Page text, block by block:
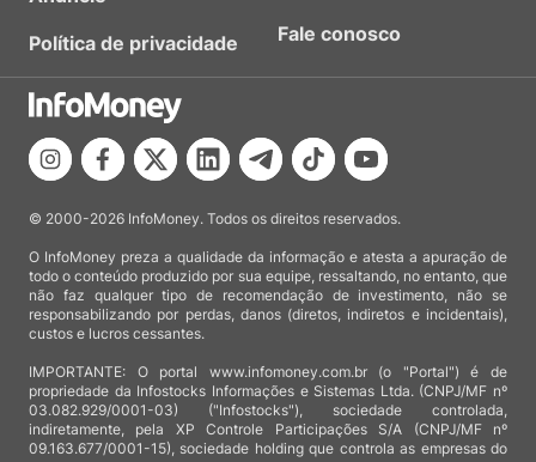
Política de privacidade
Fale conosco
© 2000-2026 InfoMoney. Todos os direitos reservados.
O InfoMoney preza a qualidade da informação e atesta a apuração de
todo o conteúdo produzido por sua equipe, ressaltando, no entanto, que
não faz qualquer tipo de recomendação de investimento, não se
responsabilizando por perdas, danos (diretos, indiretos e incidentais),
custos e lucros cessantes.
IMPORTANTE: O portal www.infomoney.com.br (o "Portal") é de
propriedade da Infostocks Informações e Sistemas Ltda. (CNPJ/MF nº
03.082.929/0001-03) ("Infostocks"), sociedade controlada,
indiretamente, pela XP Controle Participações S/A (CNPJ/MF nº
09.163.677/0001-15), sociedade holding que controla as empresas do